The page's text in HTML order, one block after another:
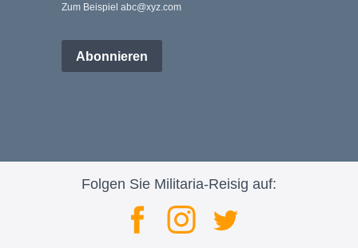
Zum Beispiel abc@xyz.com
Abonnieren
Folgen Sie Militaria-Reisig auf: